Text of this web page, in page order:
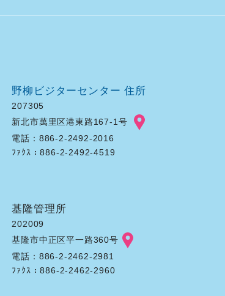
野柳ビジターセンター 住所
207305
新北市萬里区港東路167-1号
電話：886-2-2492-2016
ﾌｧｸｽ：886-2-2492-4519
基隆管理所
202009
基隆市中正区平一路360号
電話：886-2-2462-2981
ﾌｧｸｽ：886-2-2462-2960